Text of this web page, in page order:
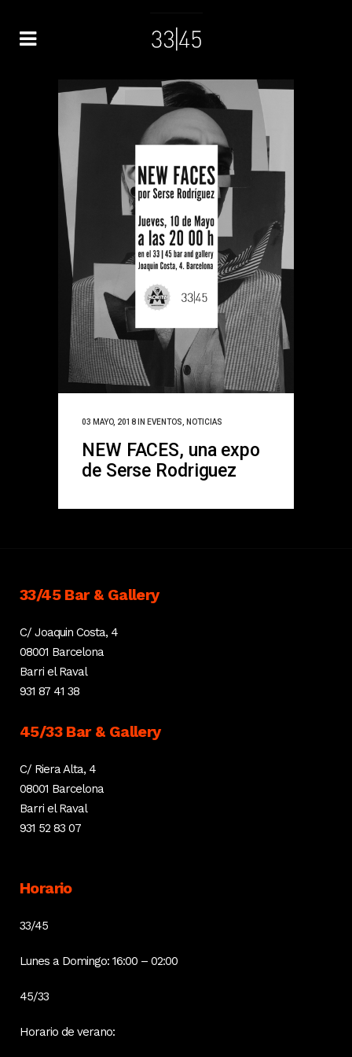
03 MAYO, 2018 IN EVENTOS NOTICIAS
NEW FACES, una expo
de Serse Rodriguez
33/45 Bar & Gallery
C/ Joaquin Costa, 4
08001 Barcelona
Barri el Raval
931 87 41 38
45/33 Bar & Gallery
C/ Riera Alta, 4
08001 Barcelona
Barri el Raval
931 52 83 07
Horario
33/45
Lunes a Domingo: 16:00 – 02:00
45/33
Horario de verano: